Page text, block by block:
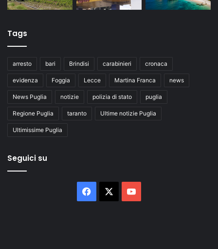
Tags
arresto bari Brindisi carabinieri cronaca
evidenza Foggia Lecce Martina Franca news
News Puglia notizie polizia di stato puglia
Regione Puglia taranto Ultime notizie Puglia
Ultimissime Puglia
Seguici su
Facebook